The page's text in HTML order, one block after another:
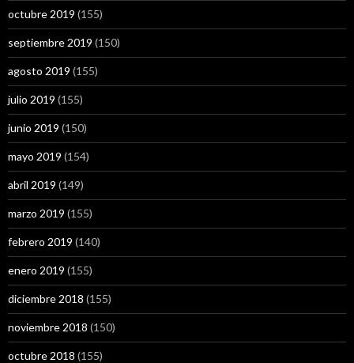
octubre 2019 (155)
septiembre 2019 (150)
agosto 2019 (155)
julio 2019 (155)
junio 2019 (150)
mayo 2019 (154)
abril 2019 (149)
marzo 2019 (155)
febrero 2019 (140)
enero 2019 (155)
diciembre 2018 (155)
noviembre 2018 (150)
octubre 2018 (155)